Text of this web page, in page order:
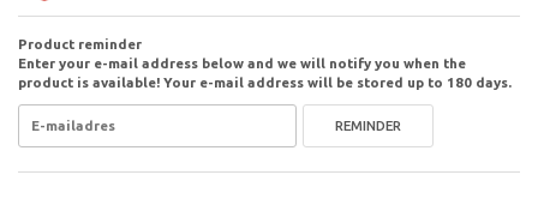
Product reminder
Enter your e-mail address below and we will notify you when the
product is available! Your e-mail address will be stored up to 180 days.
REMINDER